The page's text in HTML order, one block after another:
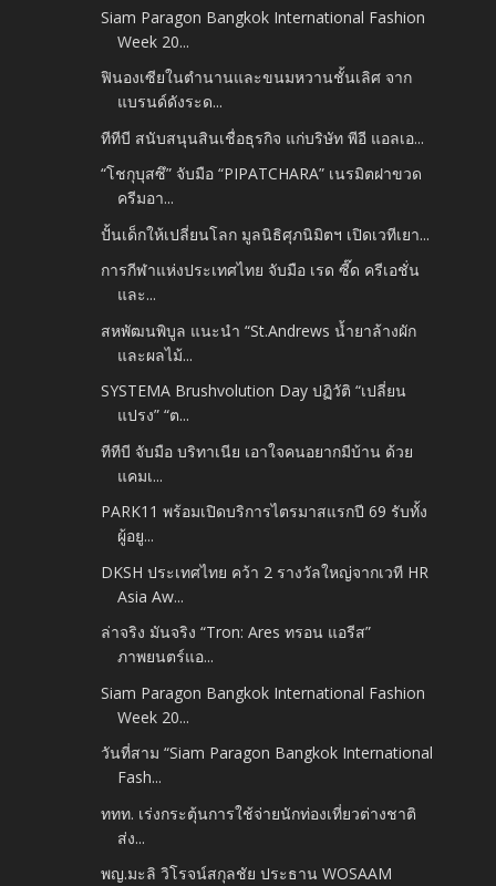
Siam Paragon Bangkok International Fashion
Week 20...
ฟินองเซียในตำนานและขนมหวานชั้นเลิศ จาก
แบรนด์ดังระด...
ทีทีบี สนับสนุนสินเชื่อธุรกิจ แก่บริษัท พีอี แอลเอ...
“โชกุบุสซึ” จับมือ “PIPATCHARA” เนรมิตฝาขวด
ครีมอา...
ปั้นเด็กให้เปลี่ยนโลก มูลนิธิศุภนิมิตฯ เปิดเวทีเยา...
การกีฬาแห่งประเทศไทย จับมือ เรด ซี๊ด ครีเอชั่น
และ...
สหพัฒนพิบูล แนะนำ “St.Andrews น้ำยาล้างผัก
และผลไม้...
SYSTEMA Brushvolution Day ปฏิวัติ “เปลี่ยน
แปรง” “ต...
ทีทีบี จับมือ บริทาเนีย เอาใจคนอยากมีบ้าน ด้วย
แคมเ...
PARK11 พร้อมเปิดบริการไตรมาสแรกปี 69 รับทั้ง
ผู้อยู...
DKSH ประเทศไทย คว้า 2 รางวัลใหญ่จากเวที HR
Asia Aw...
ล่าจริง มันจริง “Tron: Ares ทรอน แอรีส”
ภาพยนตร์แอ...
Siam Paragon Bangkok International Fashion
Week 20...
วันที่สาม “Siam Paragon Bangkok International
Fash...
ททท. เร่งกระตุ้นการใช้จ่ายนักท่องเที่ยวต่างชาติ
ส่ง...
พญ.มะลิ วิโรจน์สกุลชัย ประธาน WOSAAM